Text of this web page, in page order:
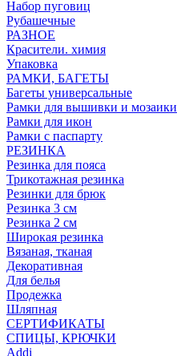
Набор пуговиц
Рубашечные
РАЗНОЕ
Красители. химия
Упаковка
РАМКИ, БАГЕТЫ
Багеты универсальные
Рамки для вышивки и мозаики
Рамки для икон
Рамки с паспарту
РЕЗИНКА
Резинка для пояса
Трикотажная резинка
Резинки для брюк
Резинка 3 см
Резинка 2 см
Широкая резинка
Вязаная, тканая
Декоративная
Для белья
Продежка
Шляпная
СЕРТИФИКАТЫ
СПИЦЫ, КРЮЧКИ
Addi